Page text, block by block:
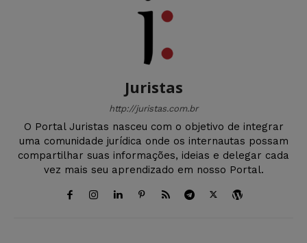
Juristas
http://juristas.com.br
O Portal Juristas nasceu com o objetivo de integrar
uma comunidade jurídica onde os internautas possam
compartilhar suas informações, ideias e delegar cada
vez mais seu aprendizado em nosso Portal.